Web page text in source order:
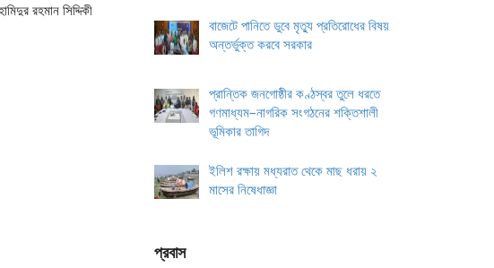
রহমান সিদ্দিকী
বাজেটে পানিতে ডুবে মৃত্যু প্রতিরোধের বিষয়
অন্তর্ভুক্ত করবে সরকার
প্রান্তিক জনগোষ্ঠীর কণ্ঠস্বর তুলে ধরতে
গণমাধ্যম–নাগরিক সংগঠনের শক্তিশালী
ভূমিকার তাগিদ
ইলিশ রক্ষায় মধ্যরাত থেকে মাছ ধরায় ২
মাসের নিষেধাজ্ঞা
প্রবাস